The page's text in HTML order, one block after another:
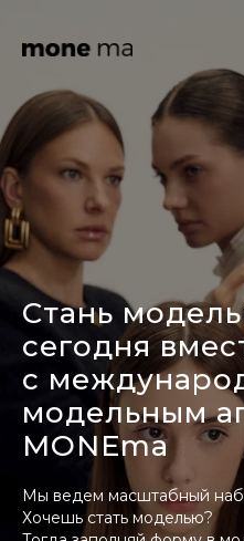
Стань
сегодня
с
модельным
MONEma
Мы ведем масштабный
Хочешь стать моделью?